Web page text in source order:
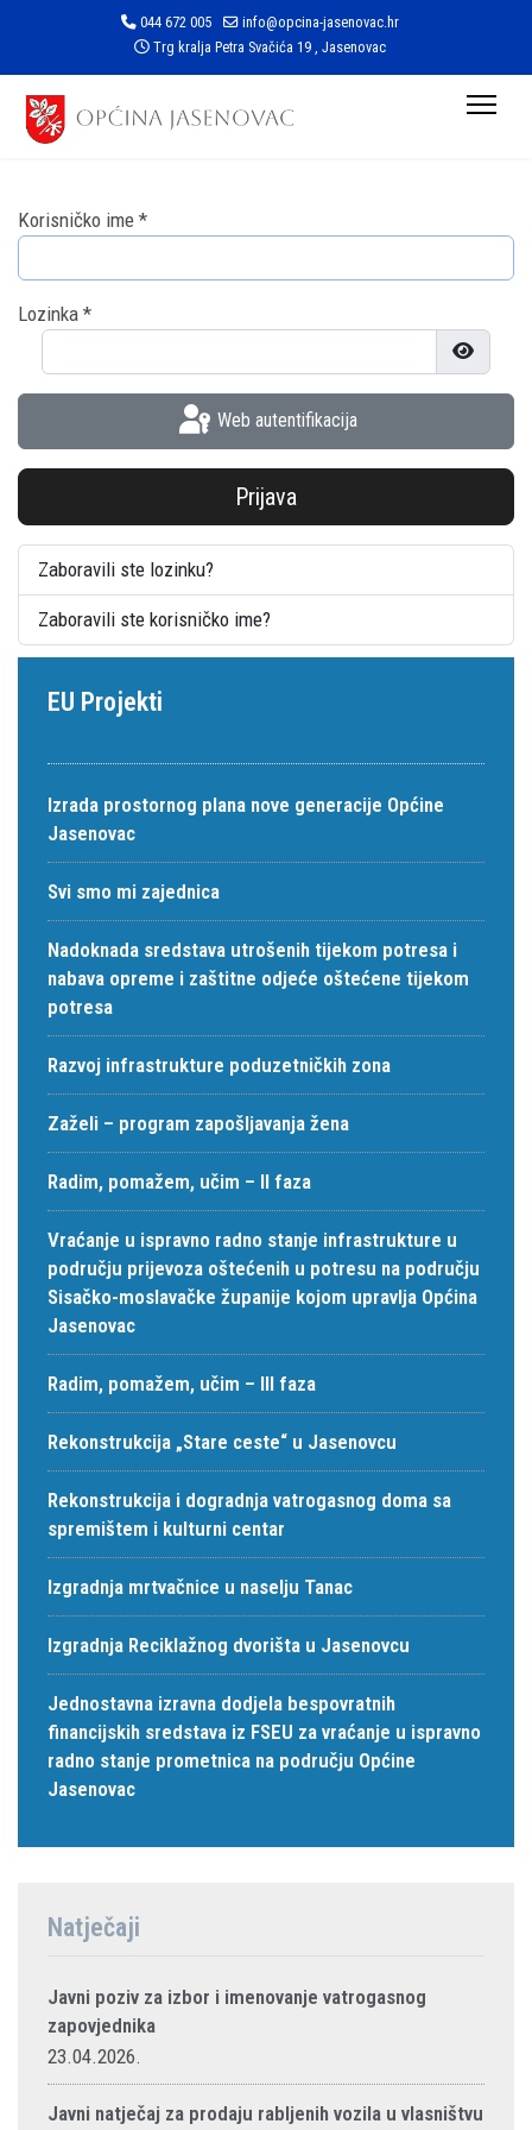
044 672 005
info@opcina-jasenovac.hr
Trg kralja Petra Svačića 19 , Jasenovac
Korisničko ime *
Lozinka *
Prikaži
Web autentifikacija
Prijava
Zaboravili ste lozinku?
Zaboravili ste korisničko ime?
EU Projekti
Izrada prostornog plana nove generacije Općine
Jasenovac
Svi smo mi zajednica
Nadoknada sredstava utrošenih tijekom potresa i
nabava opreme i zaštitne odjeće oštećene tijekom
potresa
Razvoj infrastrukture poduzetničkih zona
Zaželi – program zapošljavanja žena
Radim, pomažem, učim – II faza
Vraćanje u ispravno radno stanje infrastrukture u
području prijevoza oštećenih u potresu na području
Sisačko-moslavačke županije kojom upravlja Općina
Jasenovac
Radim, pomažem, učim – III faza
Rekonstrukcija „Stare ceste“ u Jasenovcu
Rekonstrukcija i dogradnja vatrogasnog doma sa
spremištem i kulturni centar
Izgradnja mrtvačnice u naselju Tanac
Izgradnja Reciklažnog dvorišta u Jasenovcu
Jednostavna izravna dodjela bespovratnih
financijskih sredstava iz FSEU za vraćanje u ispravno
radno stanje prometnica na području Općine
Jasenovac
Natječaji
Javni poziv za izbor i imenovanje vatrogasnog
zapovjednika
23.04.2026.
Javni natječaj za prodaju rabljenih vozila u vlasništvu